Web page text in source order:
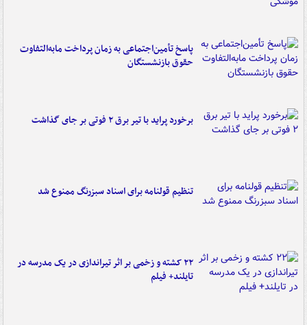
پاسخ تأمین‌اجتماعی به زمان پرداخت مابه‌التفاوت
حقوق بازنشستگان
برخورد پراید با تیر برق ۲ فوتی بر جای گذاشت
تنظیم قولنامه برای اسناد سبزرنگ ممنوع شد
۲۲ کشته و زخمی بر اثر تیراندازی در یک مدرسه در
تایلند+ فیلم